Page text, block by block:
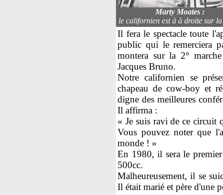
Marty Moates :
le californien est à à droite sur
Il fera le spectacle toute
public qui le remerciera
montera sur la 2°
Jacques Bruno.
Notre californien se
chapeau de cow-boy et
digne des meilleures
Il affirma :
« Je suis ravi de ce circuit
Vous pouvez noter que
monde ! »
En 1980, il sera le
500cc.
Malheureusement, il se
Il était marié et père d'une